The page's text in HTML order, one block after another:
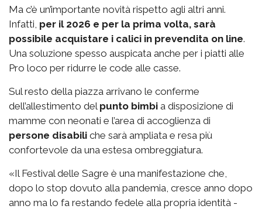
Ma c’è un’importante novità rispetto agli altri anni.
Infatti, per il 2026 e per la prima volta, sarà
possibile acquistare i calici in prevendita on line.
Una soluzione spesso auspicata anche per i piatti alle
Pro loco per ridurre le code alle casse.
Sul resto della piazza arrivano le conferme
dell’allestimento del punto bimbi a disposizione di
mamme con neonati e l’area di accoglienza di
persone disabili che sarà ampliata e resa più
confortevole da una estesa ombreggiatura.
«Il Festival delle Sagre è una manifestazione che,
dopo lo stop dovuto alla pandemia, cresce anno dopo
anno ma lo fa restando fedele alla propria identità -